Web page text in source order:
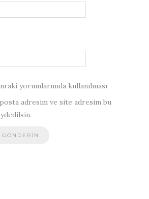
yorumlarımda kullanılması
adresim ve site adresim bu